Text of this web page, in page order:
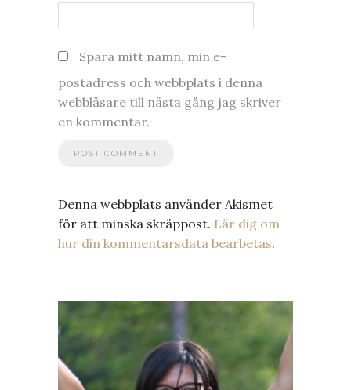
Spara mitt namn, min e-
postadress och webbplats i denna
webbläsare till nästa gång jag skriver
en kommentar.
Denna webbplats använder Akismet
för att minska skräppost. Lär dig om
hur din kommentarsdata bearbetas.